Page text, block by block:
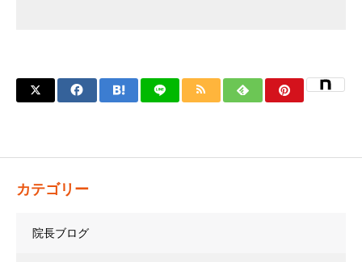
カテゴリー
院長ブログ